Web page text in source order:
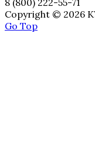
Copyright © 2026
Go Top